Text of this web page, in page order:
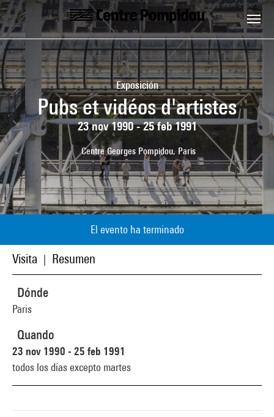
Skip to main content
Centre Pompidou
Exposición
Pubs et vidéos d'artistes
23 nov 1990 - 25 feb 1991
Centre Georges Pompidou, Paris
El evento ha terminado
Visita Resumen
Dónde
Paris
Quando
23 nov 1990 - 25 feb 1991
todos los días excepto martes